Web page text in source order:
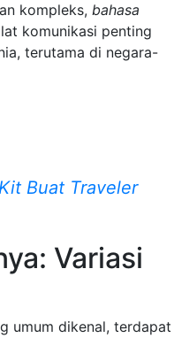
kompleks, bahasa
komunikasi penting
terutama di negara-
Buat Traveler
Variasi
umum dikenal, terdapat